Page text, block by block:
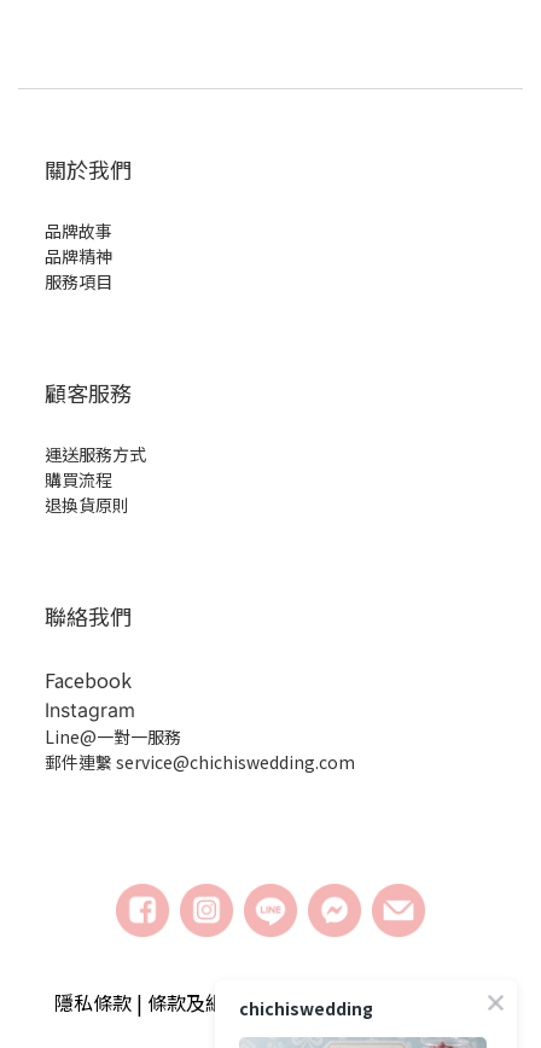
關於我們
品牌故事
品牌精神
服務項目
顧客服務
運送服務方式
購買流程
退換貨原則
聯絡我們
Facebook
Instagram
Line@一對一服務
郵件連繫 service@chichiswedding.com
隱私條款 | 條款及細則 | 2018 © chichiswedding婚
禮小物
chichiswedding